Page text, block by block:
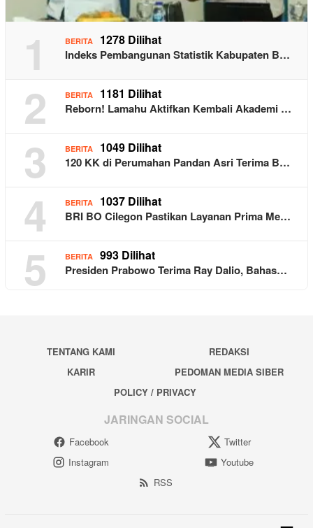
1 BERITA 1278 Dilihat
Indeks Pembangunan Statistik Kabupaten B…
2 BERITA 1181 Dilihat
Reborn! Lamahu Aktifkan Kembali Akademi …
3 BERITA 1049 Dilihat
120 KK di Perumahan Pandan Asri Terima B…
4 BERITA 1037 Dilihat
BRI BO Cilegon Pastikan Layanan Prima Me…
5 BERITA 993 Dilihat
Presiden Prabowo Terima Ray Dalio, Bahas…
TENTANG KAMI
REDAKSI
KARIR
PEDOMAN MEDIA SIBER
POLICY / PRIVACY
JARINGAN SOCIAL
Facebook
Twitter
Instagram
Youtube
RSS